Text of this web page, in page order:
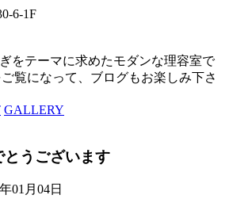
6-1F
をテーマに求めたモダンな理容室で
覧になって、ブログもお楽しみ下さ
GALLERY
うございます
01月04日